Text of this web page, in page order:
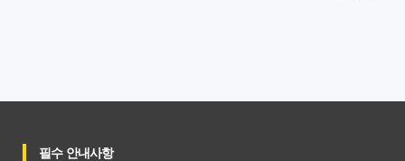
갱신형 암보험과 비갱신형, 어떤 차이가 있을까? 내게 맞는
필수 안내사항